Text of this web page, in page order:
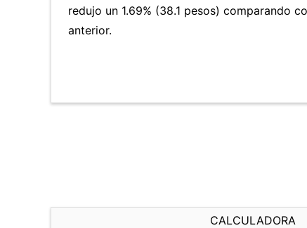
redujo un 1.69% (38.1 pesos) comparando
anterior.
CALCULADORA